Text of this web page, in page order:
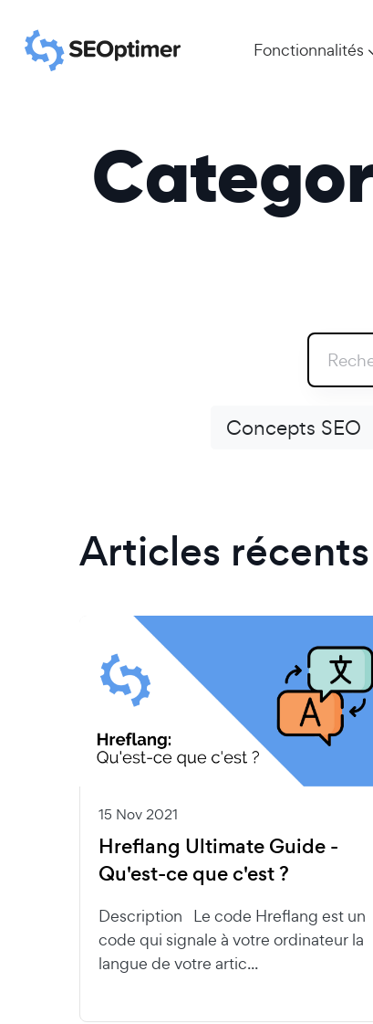
Fonctionnalités
Concepts SEO
Articles récents
15 Nov 2021
Hreflang Ultimate Guide -
Qu'est-ce que c'est ?
Description Le code Hreflang est un
code qui signale à votre ordinateur la
langue de votre artic...